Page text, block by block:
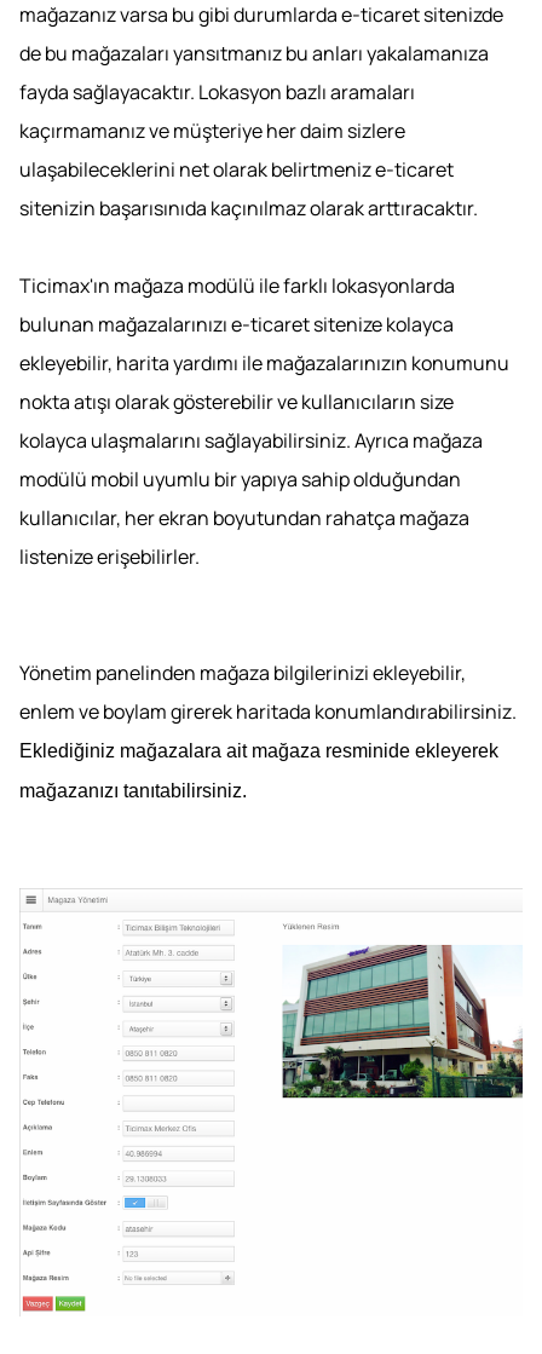
mağazanız varsa bu gibi durumlarda e-ticaret sitenizde
de bu mağazaları yansıtmanız bu anları yakalamanıza
fayda sağlayacaktır. Lokasyon bazlı aramaları
kaçırmamanız ve müşteriye her daim sizlere
ulaşabileceklerini net olarak belirtmeniz e-ticaret
sitenizin başarısınıda kaçınılmaz olarak arttıracaktır.
Ticimax'ın mağaza modülü ile farklı lokasyonlarda
bulunan mağazalarınızı e-ticaret sitenize kolayca
ekleyebilir, harita yardımı ile mağazalarınızın konumunu
nokta atışı olarak gösterebilir ve kullanıcıların size
kolayca ulaşmalarını sağlayabilirsiniz. Ayrıca mağaza
modülü mobil uyumlu bir yapıya sahip olduğundan
kullanıcılar, her ekran boyutundan rahatça mağaza
listenize erişebilirler.
Yönetim panelinden mağaza bilgilerinizi ekleyebilir,
enlem ve boylam girerek haritada konumlandırabilirsiniz.
Eklediğiniz mağazalara ait mağaza resminide ekleyerek
mağazanızı tanıtabilirsiniz.